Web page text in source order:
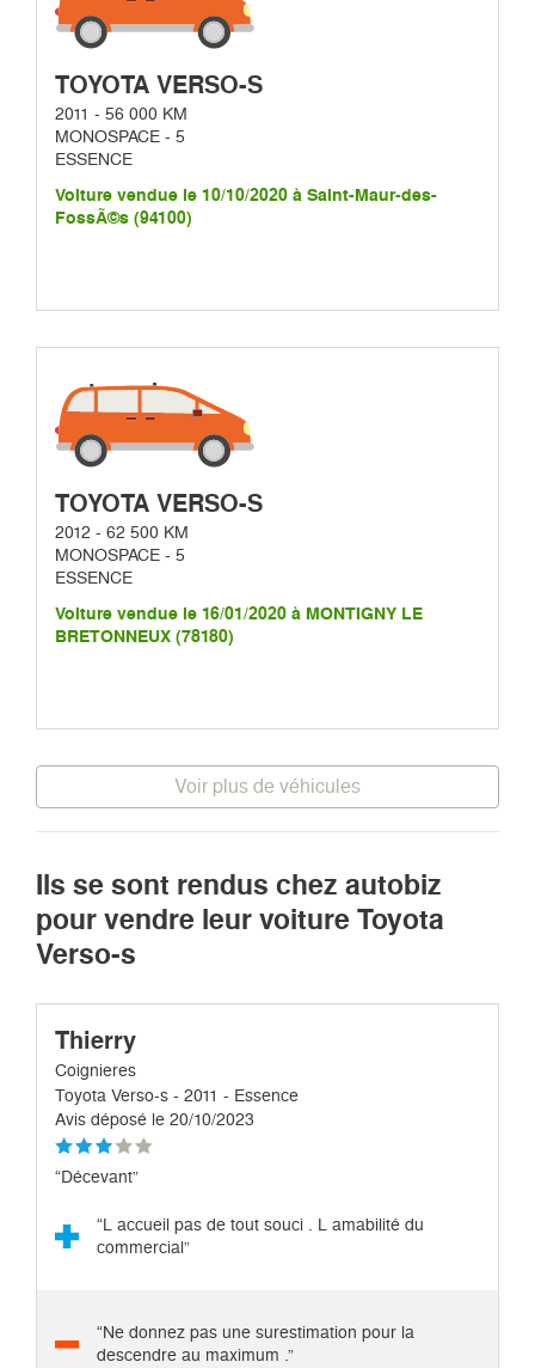
TOYOTA VERSO-S
2011 - 56 000 KM
MONOSPACE - 5
ESSENCE
Voiture vendue le 10/10/2020 à Saint-Maur-des-
FossÃ©s (94100)
TOYOTA VERSO-S
2012 - 62 500 KM
MONOSPACE - 5
ESSENCE
Voiture vendue le 16/01/2020 à MONTIGNY LE
BRETONNEUX (78180)
Voir plus de véhicules
Ils se sont rendus chez autobiz
pour vendre leur voiture Toyota
Verso-s
Thierry
Coignieres
Toyota Verso-s - 2011 - Essence
Avis déposé le 20/10/2023
“Décevant”
“L accueil pas de tout souci . L amabilité du
commercial”
“Ne donnez pas une surestimation pour la
descendre au maximum .”